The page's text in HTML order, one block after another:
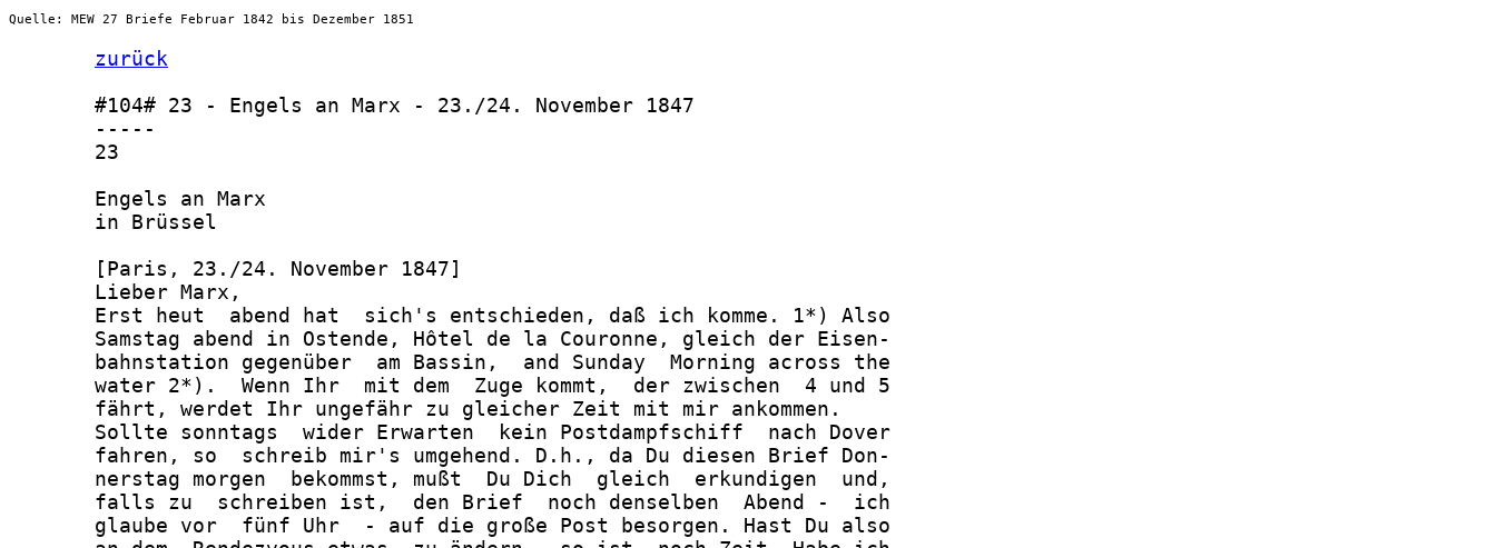
Quelle: MEW 27 Briefe Februar 1842 bis Dezember 1851
zurück
       #104# 23 - Engels an Marx - 23./24. November 1847
       -----
       23
       Engels an Marx
       in Brüssel
       [Paris, 23./24. November 1847]
       Lieber Marx,
       Erst heut  abend hat  sich's entschieden, daß ich komme. 1*) Also
       Samstag abend in Ostende, Hôtel de la Couronne, gleich der Eisen-
       bahnstation gegenüber  am Bassin,  and Sunday  Morning across the
       water 2*).  Wenn Ihr  mit dem  Zuge kommt,  der zwischen  4 und 5
       fährt, werdet Ihr ungefähr zu gleicher Zeit mit mir ankommen.
       Sollte sonntags  wider Erwarten  kein Postdampfschiff  nach Dover
       fahren, so  schreib mir's umgehend. D.h., da Du diesen Brief Don-
       nerstag morgen  bekommst, mußt  Du Dich  gleich  erkundigen  und,
       falls zu  schreiben ist,  den Brief  noch denselben  Abend -  ich
       glaube vor  fünf Uhr  - auf die große Post besorgen. Hast Du also